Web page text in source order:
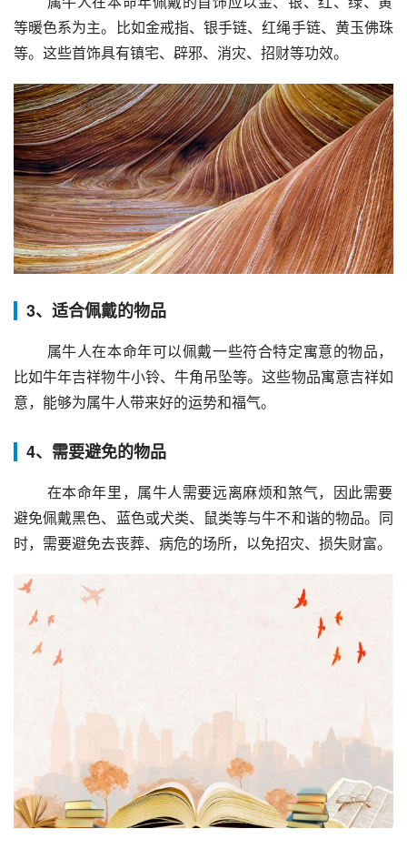
等暖色系为主。比如金戒指、银手链、红绳手链、黄玉佛珠
等。这些首饰具有镇宅、辟邪、消灾、招财等功效。
3、适合佩戴的物品
比如牛年吉祥物牛小铃、牛角吊坠等。这些物品寓意吉祥如
意，能够为属牛人带来好的运势和福气。
4、需要避免的物品
避免佩戴黑色、蓝色或犬类、鼠类等与牛不和谐的物品。同
时，需要避免去丧葬、病危的场所，以免招灾、损失财富。